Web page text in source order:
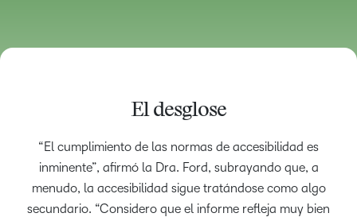
El desglose
“El cumplimiento de las normas de accesibilidad es
inminente”, afirmó la Dra. Ford, subrayando que, a
menudo, la accesibilidad sigue tratándose como algo
secundario. “Considero que el informe refleja muy bien